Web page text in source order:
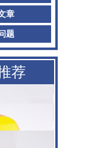
章
题
荐
瓷体
达喷嘴
聚焦镜
喷嘴